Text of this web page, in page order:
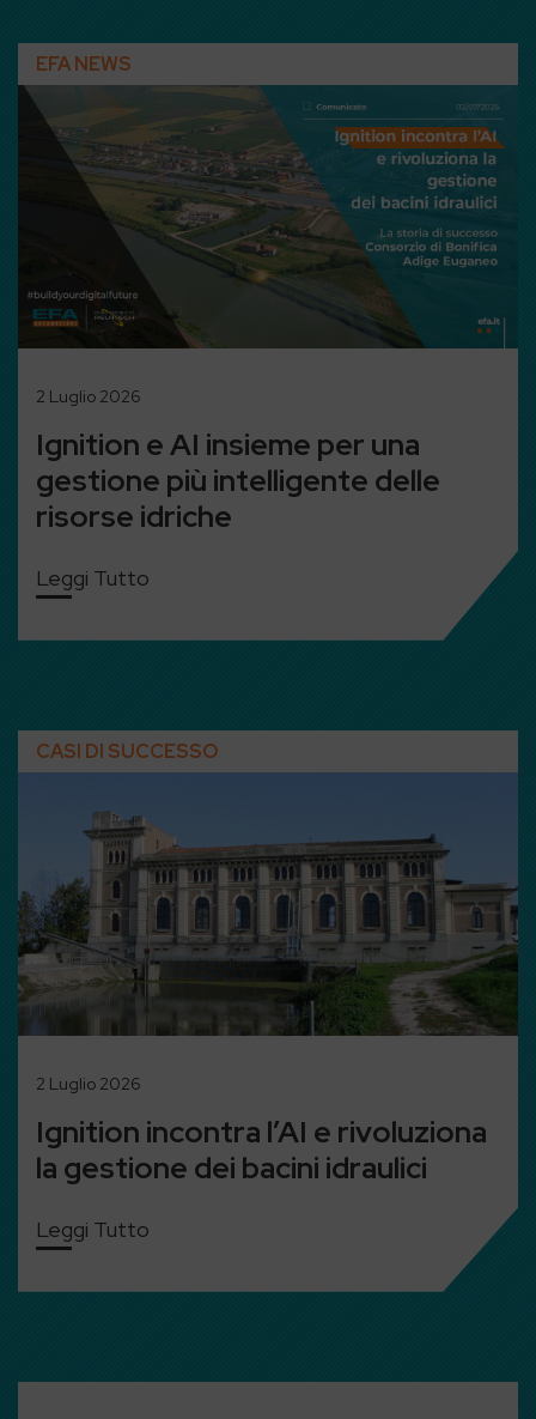
EFA NEWS
2 Luglio 2026
Ignition e AI insieme per una
gestione più intelligente delle
risorse idriche
Leggi Tutto
CASI DI SUCCESSO
2 Luglio 2026
Ignition incontra l’AI e rivoluziona
la gestione dei bacini idraulici
Leggi Tutto